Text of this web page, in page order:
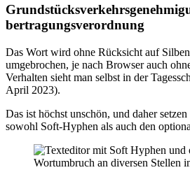
bertragungsverordnung
Das Wort wird ohne Rücksicht auf
umgebrochen, je nach Browser auch
Verhalten sieht man selbst in der
April 2023).
Das ist höchst unschön, und daher
sowohl Soft-Hyphen als auch den